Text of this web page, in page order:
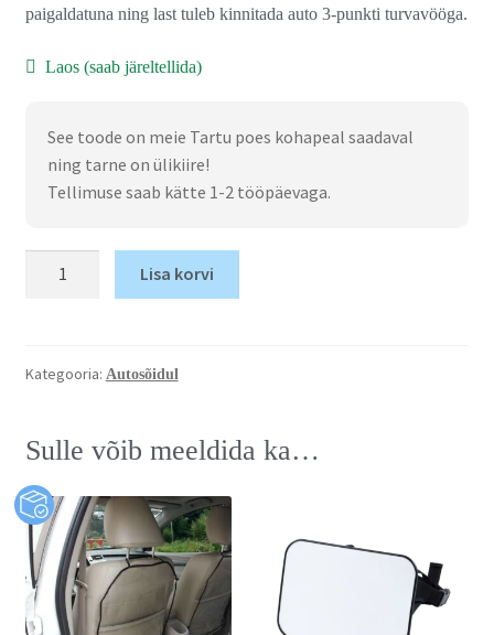
paigaldatuna ning last tuleb kinnitada auto 3-punkti turvavööga.
Laos (saab järeltellida)
See toode on meie Tartu poes kohapeal saadaval
ning tarne on ülikiire!
Tellimuse saab kätte 1-2 tööpäevaga.
Lisa korvi
Kategooria: Autosõidul
Sulle võib meeldida ka…